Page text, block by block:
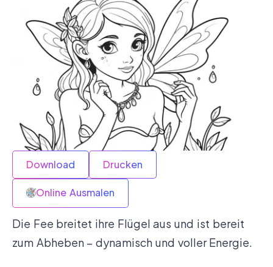
Download Drucken
Online Ausmalen
Die Fee breitet ihre Flügel aus und ist bereit
zum Abheben – dynamisch und voller Energie.